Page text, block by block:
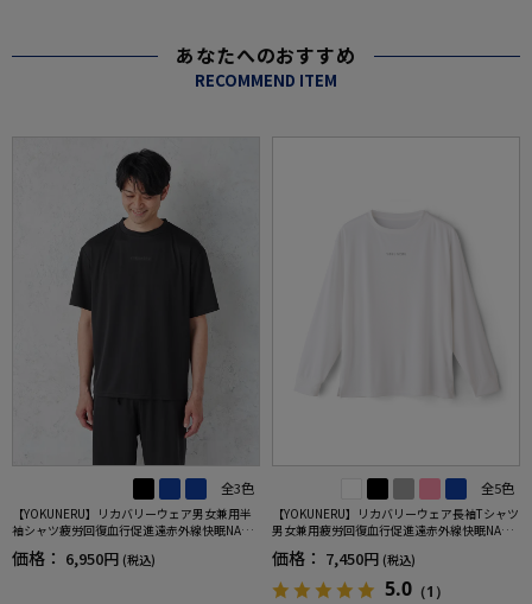
あなたへのおすすめ
RECOMMEND ITEM
全3色
【YOKUNERU】リカバリーウェア男女兼用半
袖シャツ疲労回復血行促進遠赤外線快眠NANO
MIX(R)【一般医療機器】SS～LLサイズ
価格： 6,950円 (税込)
全5色
【YOKUNERU】リカバリーウェア長袖Tシャツ
男女兼用疲労回復血行促進遠赤外線快眠NANO
MIX(R)【一般医療機器】SS～LLサイズ
価格： 7,450円 (税込)
5.0 （1）